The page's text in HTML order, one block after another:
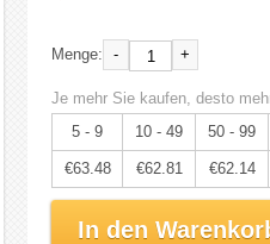
Menge: - +
Je mehr Sie kaufen, desto
5 - 9
10 - 49 50 - 99
€63.48 €62.81 €62.14
In den